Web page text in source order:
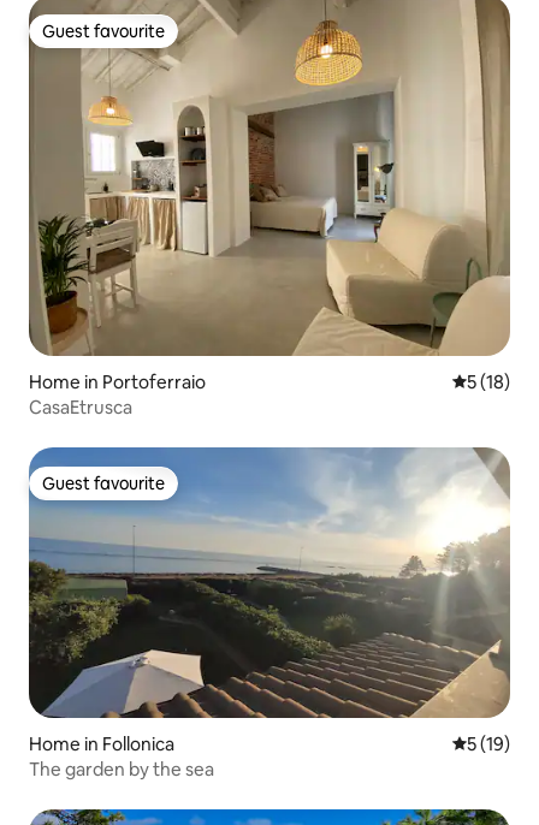
Guest favourite
Guest favourite
Home in Portoferraio 5 out of 5
5 (18)
CasaEtrusca
Guest favourite
Guest favourite
Home in Follonica 5 out of 5
5 (19)
The garden by the sea